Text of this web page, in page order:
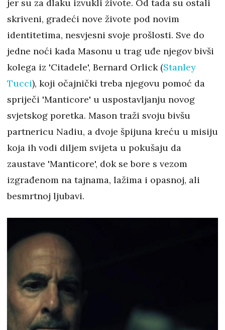
jer su za dlaku izvukli živote. Od tada su ostali
skriveni, gradeći nove živote pod novim
identitetima, nesvjesni svoje prošlosti. Sve do
jedne noći kada Masonu u trag uđe njegov bivši
kolega iz 'Citadele', Bernard Orlick (Stanley
Tucci), koji očajnički treba njegovu pomoć da
spriječi 'Manticore' u uspostavljanju novog
svjetskog poretka. Mason traži svoju bivšu
partnericu Nadiu, a dvoje špijuna kreću u misiju
koja ih vodi diljem svijeta u pokušaju da
zaustave 'Manticore', dok se bore s vezom
izgrađenom na tajnama, lažima i opasnoj, ali
besmrtnoj ljubavi.